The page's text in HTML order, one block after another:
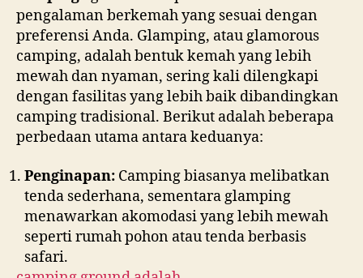
pengalaman berkemah yang sesuai dengan
preferensi Anda. Glamping, atau glamorous
camping, adalah bentuk kemah yang lebih
mewah dan nyaman, sering kali dilengkapi
dengan fasilitas yang lebih baik dibandingkan
camping tradisional. Berikut adalah beberapa
perbedaan utama antara keduanya:
Penginapan: Camping biasanya melibatkan
tenda sederhana, sementara glamping
menawarkan akomodasi yang lebih mewah
seperti rumah pohon atau tenda berbasis
safari.